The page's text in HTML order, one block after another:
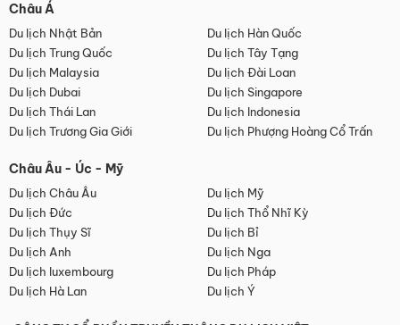
Châu Á
Du lịch Nhật Bản
Du lịch Hàn Quốc
Du lịch Trung Quốc
Du lịch Tây Tạng
Du lịch Malaysia
Du lịch Đài Loan
Du lịch Dubai
Du lịch Singapore
Du lịch Thái Lan
Du lịch Indonesia
Du lịch Trương Gia Giới
Du lịch Phượng Hoàng Cổ Trấn
Châu Âu - Úc - Mỹ
Du lịch Châu Âu
Du lịch Mỹ
Du lịch Đức
Du lịch Thổ Nhĩ Kỳ
Du lịch Thụy Sĩ
Du lịch Bỉ
Du lịch Anh
Du lịch Nga
Du lịch luxembourg
Du lịch Pháp
Du lịch Hà Lan
Du lịch Ý